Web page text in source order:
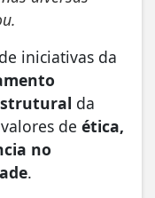
iniciativas da
da
de ética,
no
.